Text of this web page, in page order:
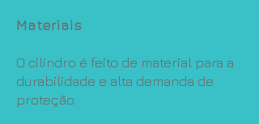
Materiais
O cilindro é feito de material para a
durabilidade e alta demanda de
proteção.